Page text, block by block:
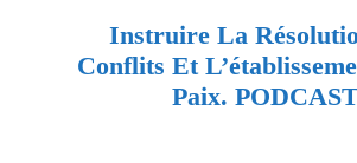
Fraternelle
Instruire La
Conflits Et
Paix.